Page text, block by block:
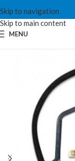
Skip to navigation
Skip to main content
MENU